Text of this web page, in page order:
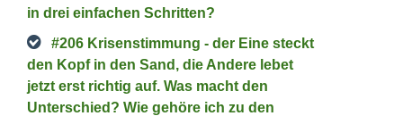
in drei einfachen Schritten?
#206 Krisenstimmung - der Eine steckt
den Kopf in den Sand, die Andere lebet
jetzt erst richtig auf. Was macht den
Unterschied? Wie gehöre ich zu den